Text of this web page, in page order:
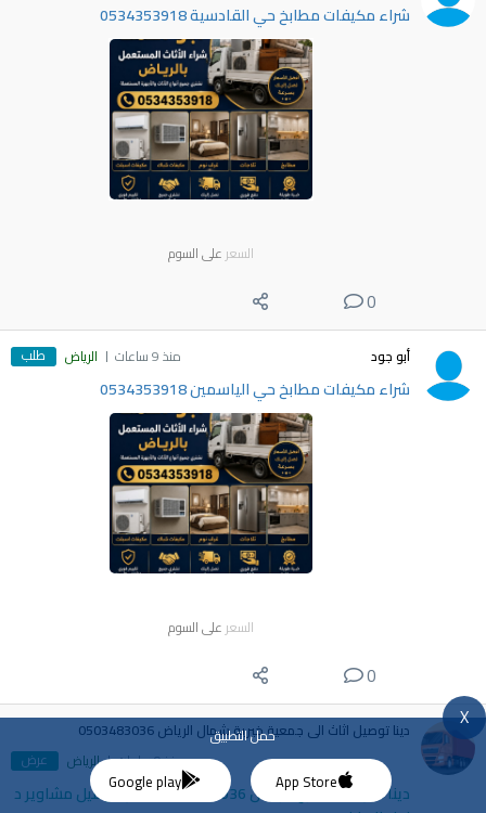
شراء مكيفات مطابخ حي القادسية 0534353918
السعر على السوم
0
أبو جود منذ 9 ساعات الرياض طلب
شراء مكيفات مطابخ حي الياسمين 0534353918
السعر على السوم
0
دينا توصيل اثاث الى جمعية خيرية شمال الرياض 0503483036
منذ 9 ساعات
الرياض عرض
دينا نقل اثاث خارج الرياض 0503483036 حقين توصيل مشاوير د
X
حمل التطبيق
App Store
Google play